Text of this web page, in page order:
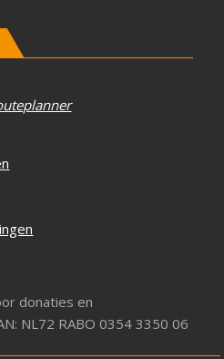
donaties en
NL72 RABO 0354 3350 06